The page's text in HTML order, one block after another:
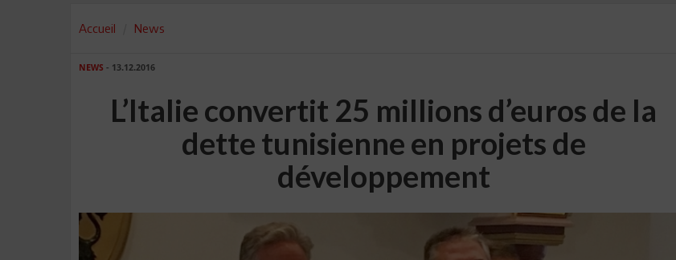
Accueil News
NEWS - 13.12.2016
L’Italie convertit 25 millions d’euros de la
dette tunisienne en projets de
développement